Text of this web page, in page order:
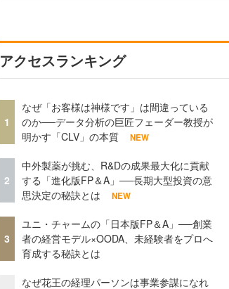
アクセスランキング
1
なぜ「お客様は神様です」は間違っている
のか──データ分析の巨匠フェーダー教授が
明かす「CLV」の本質
NEW
2
中外製薬が挑む、R&Dの成果最大化に貢献
する「進化版FP＆A」──長期大型投資の意
思決定の秘訣とは
NEW
3
ユニ・チャームの「日本版FP＆A」──創業
者の経営モデル×OODA、未経験者をプロへ
育成する秘訣とは
なぜ花王の経理パーソンは事業参謀になれ